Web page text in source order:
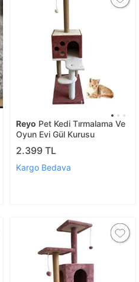
Reyo Pet Kedi Tırmalama Ve
Oyun Evi Gül Kurusu
2.399 TL
Kargo Bedava